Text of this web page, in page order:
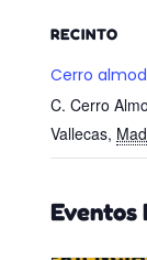
RECINTO
Cerro
C. Cerro
Vallecas,
Eventos